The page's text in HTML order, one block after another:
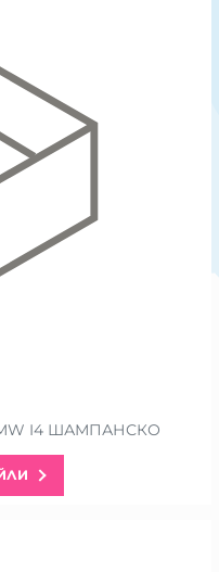
I4 ШАМПАНСКО